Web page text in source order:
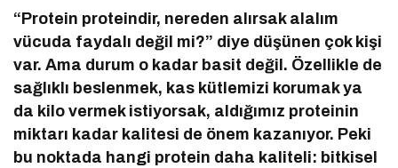
“Protein proteindir, nereden alırsak alalım
vücuda faydalı değil mi?” diye düşünen çok kişi
var. Ama durum o kadar basit değil. Özellikle de
sağlıklı beslenmek, kas kütlemizi korumak ya
da kilo vermek istiyorsak, aldığımız proteinin
miktarı kadar kalitesi de önem kazanıyor. Peki
bu noktada hangi protein daha kaliteli: bitkisel